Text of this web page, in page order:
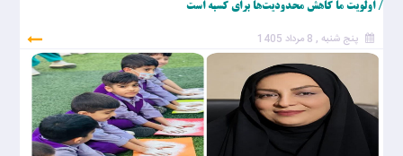
/ اولویت ما کاهش محدودیت‌ها برای کسبه است
پنج شنبه , 8 مرداد 1405